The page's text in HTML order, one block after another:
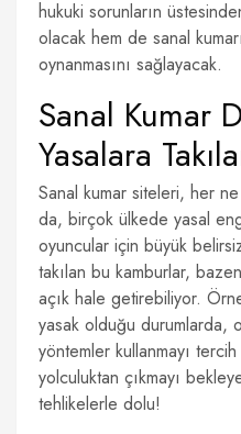
hukuki sorunların
olacak hem de sanal
oynanmasını sağlayacak.
Sanal Kumar
Yasalara
Sanal kumar siteleri, her
da, birçok ülkede yasal
oyuncular için büyük
takılan bu kamburlar,
açık hale getirebiliyor.
yasak olduğu durumlarda,
yöntemler kullanmayı
yolculuktan çıkmayı
tehlikelerle dolu!